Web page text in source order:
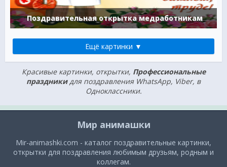
Поздравительная открытка медработникам
Ещё картинки ▼
Красивые картинки, открытки, Профессиональные
праздникидля поздравления WhatsApp, Viber, в
Одноклассники.
Мир анимашки
Mir-animashki.com - каталог поздравительные картинки,
открытки для поздравления любимым друзьям, родным и
коллегам.